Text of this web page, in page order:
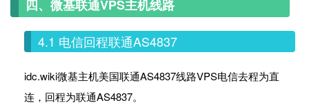
四、微基联通VPS主机线路
4.1 电信回程联通AS4837
idc.wiki微基主机美国联通AS4837线路VPS电信去程为直
连，回程为联通AS4837。